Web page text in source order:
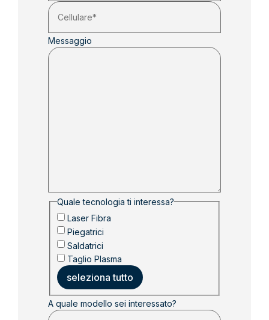
Messaggio
Quale tecnologia ti interessa?
Laser Fibra
Piegatrici
Saldatrici
Taglio Plasma
seleziona tutto
A quale modello sei interessato?